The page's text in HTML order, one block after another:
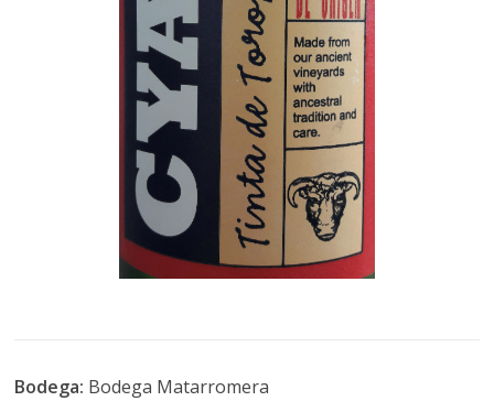
Bodega: Bodega Matarromera